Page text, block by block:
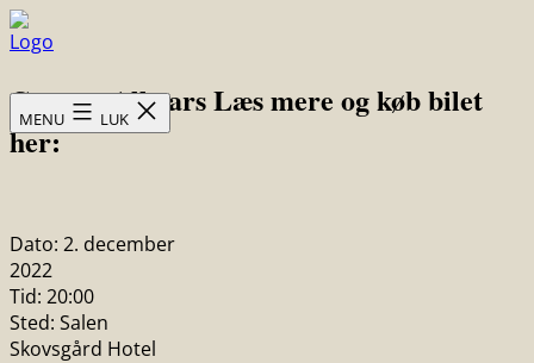
Fortsæt
til
Hotel
MENU LUK
Grarup Allstars Læs mere og køb bilet
her:
Dato: 2. december
2022
Tid: 20:00
Sted: Salen
Skovsgård Hotel